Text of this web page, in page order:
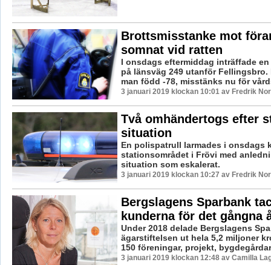
Brottsmisstanke mot
somnat vid ratten
I onsdags eftermiddag inträffade
på länsväg 249 utanför Fellingsbro.
man född -78, misstänks nu för
3 januari 2019 klockan 10:01 av Fredrik
Två omhändertogs efter
situation
En polispatrull larmades i onsdags
stationsområdet i Frövi med
situation som eskalerat.
3 januari 2019 klockan 10:27 av Fredrik
Bergslagens Sparbank
kunderna för det gångna
Under 2018 delade Bergslagens
ägarstiftelsen ut hela 5,2 miljoner
150 föreningar, projekt,
3 januari 2019 klockan 12:48 av Camilla